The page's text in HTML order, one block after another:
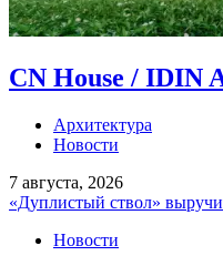
CN House / IDIN
Архитектура
Новости
7 августа, 2026
«Дуплистый ствол»
Новости